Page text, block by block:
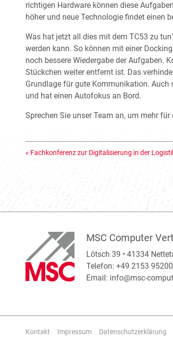
richtigen Hardware können diese
höher und neue Technologie findet einen
Was hat jetzt all dies mit dem TC53 zu
werden kann. So können mit einer
noch bessere Wiedergabe der Aufgaben.
Stückchen weiter entfernt ist. Das
Grundlage für gute Kommunikation.
und hat einen Autofokus an Bord.
Sprechen Sie unser Team an, um mehr
« Fachkonferenz zur Digitalisierung in der
MSC Computer
Lötsch 39 • 41334
Telefon: +49 2153
Email: info@msc-
Kontakt Impressum Datenschutzerklärung